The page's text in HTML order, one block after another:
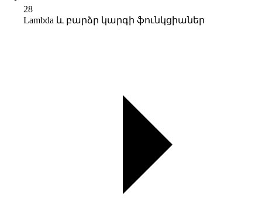
28
Lambda և բարձր կարգի ֆունկցիաներ